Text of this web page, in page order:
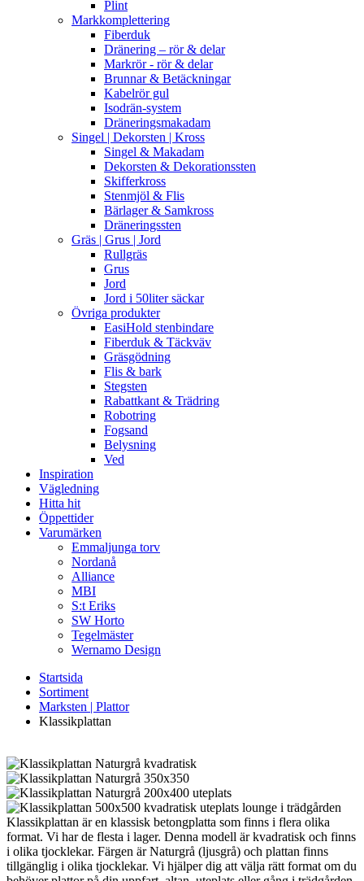
Plint
Markkomplettering
Fiberduk
Dränering – rör & delar
Markrör - rör & delar
Brunnar & Betäckningar
Kabelrör gul
Isodrän-system
Dräneringsmakadam
Singel | Dekorsten | Kross
Singel & Makadam
Dekorsten & Dekorationssten
Skifferkross
Stenmjöl & Flis
Bärlager & Samkross
Dräneringssten
Gräs | Grus | Jord
Rullgräs
Grus
Jord
Jord i 50liter säckar
Övriga produkter
EasiHold stenbindare
Fiberduk & Täckväv
Gräsgödning
Flis & bark
Stegsten
Rabattkant & Trädring
Robotring
Fogsand
Belysning
Ved
Inspiration
Vägledning
Hitta hit
Öppettider
Varumärken
Emmaljunga torv
Nordanå
Alliance
MBI
S:t Eriks
SW Horto
Tegelmäster
Wernamo Design
Startsida
Sortiment
Marksten | Plattor
Klassikplattan
Klassikplattan är en klassisk betongplatta som finns i flera olika
format. Vi har de flesta i lager. Denna modell är kvadratisk och finns
i olika tjocklekar. Färgen är Naturgrå (ljusgrå) och plattan finns
tillgänglig i olika tjocklekar. Vi hjälper dig att välja rätt format om du